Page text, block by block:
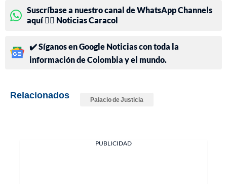
Suscríbase a nuestro canal de WhatsApp Channels
aquí 👉🏻 Noticias Caracol
✔️ Síganos en Google Noticias con toda la
información de Colombia y el mundo.
Relacionados Palacio de Justicia
PUBLICIDAD